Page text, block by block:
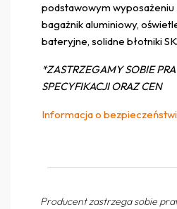
podstawowym
bagażnik aluminiowy,
bateryjne, solidne błotniki
*ZASTRZEGAMY SOBIE
SPECYFIKACJI ORAZ CEN
Informacja o
Producent zastrzega sobie